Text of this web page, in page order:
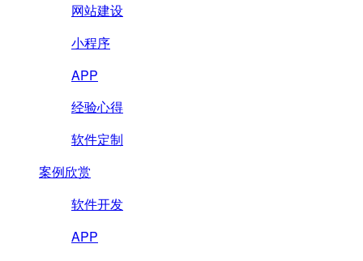
网站建设
小程序
APP
经验心得
软件定制
案例欣赏
软件开发
APP